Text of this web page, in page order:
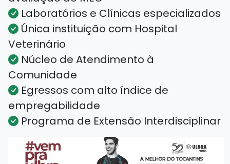
Laboratórios e Clínicas especializados
Única instituição com Hospital
Veterinário
Núcleo de Atendimento à
Comunidade
Egressos com alto índice de
empregabilidade
Programa de Extensão Interdisciplinar